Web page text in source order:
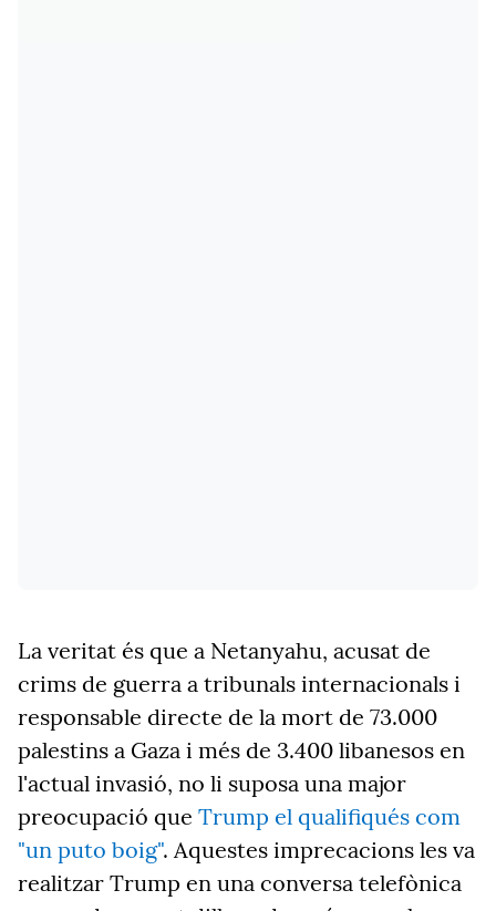
La veritat és que a Netanyahu, acusat de
crims de guerra a tribunals internacionals i
responsable directe de la mort de 73.000
palestins a Gaza i més de 3.400 libanesos en
l'actual invasió, no li suposa una major
preocupació que Trump el qualifiqués com
"un puto boig". Aquestes imprecacions les va
realitzar Trump en una conversa telefònica